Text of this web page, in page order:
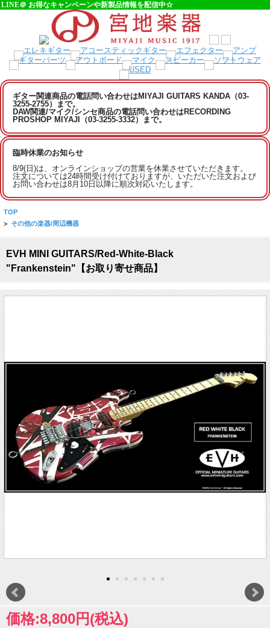
LINE＠ お得なキャンペーンや新製品情報を配信中☆
ギター関連商品の電話問い合わせはMIYAJI GUITARS KANDA（03-
3255-2755）まで。
DAW関連/マイク/シンセ商品の電話問い合わせはRECORDING
PROSHOP MIYAJI（03-3255-3332）まで。
臨時休業のお知らせ
8/9(日)は、オンラインショップの営業を休業させていただきます。
注文については24時間受け付けておりますが、いただいた注文および
お問い合わせは8月10日以降に順次対応いたします。
TOP
> その他の楽器/周辺機器
EVH MINI GUITARS/Red-White-Black
"Frankenstein"【お取り寄せ商品】
価格:8,800円(税込)